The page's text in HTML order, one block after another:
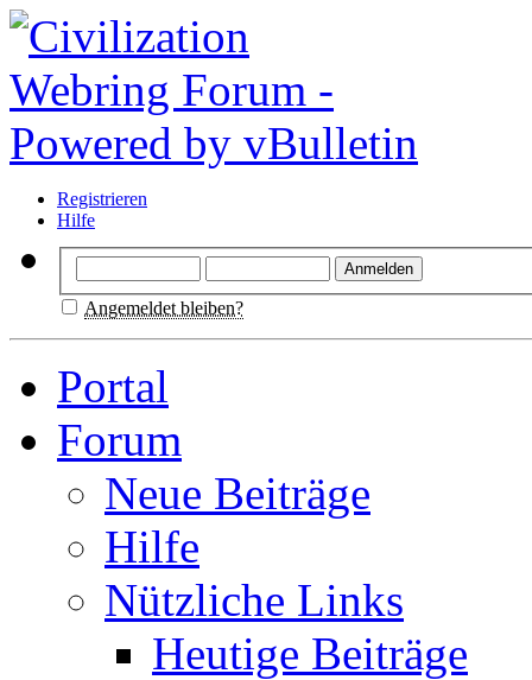
Registrieren
Hilfe
Angemeldet bleiben?
Portal
Forum
Neue Beiträge
Hilfe
Nützliche Links
Heutige Beiträge